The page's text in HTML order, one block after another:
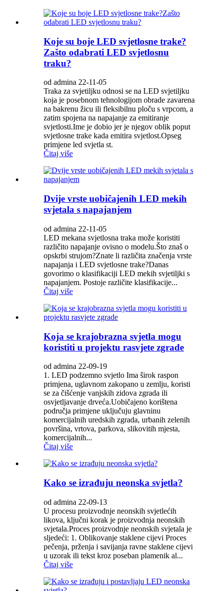
Koje su boje LED svjetlosne trake?
Zašto odabrati LED svjetlosnu
traku?
od admina 22-11-05
Traka za svjetiljku odnosi se na LED svjetiljku
koja je posebnom tehnologijom obrade zavarena
na bakrenu žicu ili fleksibilnu ploču s vrpcom, a
zatim spojena na napajanje za emitiranje
svjetlosti.Ime je dobio jer je njegov oblik poput
svjetlosne trake kada emitira svjetlost.Opseg
primjene led svjetla st.
Čitaj više
Dvije vrste uobičajenih LED mekih
svjetala s napajanjem
od admina 22-11-05
LED mekana svjetlosna traka može koristiti
različito napajanje ovisno o modelu.Što znaš o
opskrbi strujom?Znate li različita značenja vrste
napajanja i LED svjetlosne trake?Danas
govorimo o klasifikaciji LED mekih svjetiljki s
napajanjem. Postoje različite klasifikacije...
Čitaj više
Koja se krajobrazna svjetla mogu
koristiti u projektu rasvjete zgrade
od admina 22-09-19
1. LED podzemno svjetlo Ima širok raspon
primjena, uglavnom zakopano u zemlju, koristi
se za čišćenje vanjskih zidova zgrada ili
osvjetljavanje drveća.Uobičajeno korištena
područja primjene uključuju glavninu
komercijalnih uredskih zgrada, urbanih zelenih
površina, vrtova, parkova, slikovitih mjesta,
komercijalnih...
Čitaj više
Kako se izrađuju neonska svjetla?
od admina 22-09-13
U procesu proizvodnje neonskih svjetlećih
likova, ključni korak je proizvodnja neonskih
svjetala.Proces proizvodnje neonskih svjetala je
sljedeći: 1. Oblikovanje staklene cijevi Proces
pečenja, prženja i savijanja ravne staklene cijevi
u uzorak ili tekst kroz poseban plamenik al...
Čitaj više